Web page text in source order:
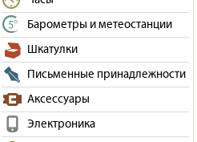
Барометры и метеостанции
Шкатулки
Письменные принадлежности
Аксессуары
Электроника